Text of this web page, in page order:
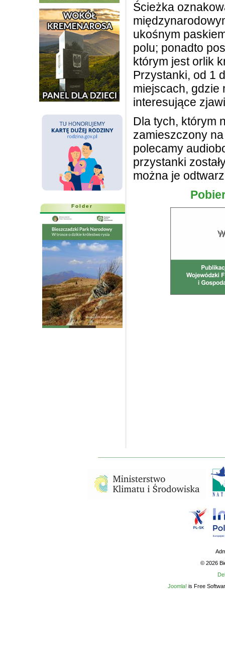
Folder
Ścieżka
ukośnym
polu; ponadto
którym jest orlik
Przystanki, od 1
miejscach, gdzie
interesujące
Dla tych, którym
zamieszczony
polecamy
przystanki
można je
© 2026
Joomla! is Free